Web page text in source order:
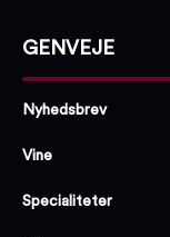
GENVEJE
Nyhedsbrev
Vine
Specialiteter